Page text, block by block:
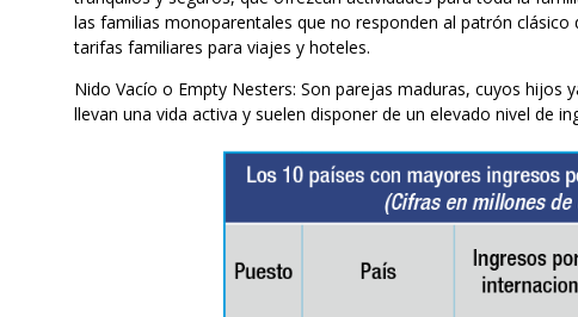
las familias monoparentales que no responden al patrón
tarifas familiares para viajes y hoteles.
Nido Vacío o Empty Nesters: Son parejas maduras, cuyos hijos
llevan una vida activa y suelen disponer de un elevado nivel de